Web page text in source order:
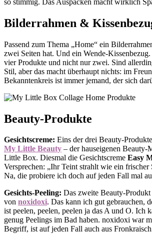
Bilderrahmen &
Passend zum Thema „Home“ ein
zwei Seiten hat. Und ein Wende-
vier Produkte und nicht nur zwei. Sind
Stil, aber das macht überhaupt nichts: im
Bekanntenkreis ist immer jemand, der sich
Beauty-Produkte
Gesichtscreme: Eins der drei Beauty-
My Little Beauty – der hauseigenen
Little Box. Diesmal die Gesichtscreme Easy
Versprechen: „Ihr Teint strahlt wie ein frischer
Na, die probiere ich doch auf jeden Fall mal
Gesichts-Peeling: Das zweite Beauty-
von noxidoxi. Das kann ich gut gebrauchen,
ist peelen, peelen, peelen ja das A und O. Ich
genug Peelings im Bad haben. noxidoxi war
Begriff, ist auf jeden Fall auch aus